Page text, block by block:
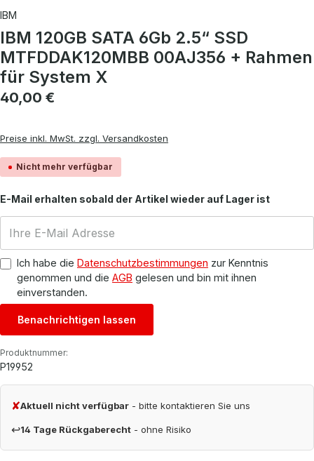
IBM
IBM 120GB SATA 6Gb 2.5“ SSD
MTFDDAK120MBB 00AJ356 + Rahmen
für System X
Regulärer Preis:
40,00 €
Preise inkl. MwSt. zzgl. Versandkosten
Nicht mehr verfügbar
E-Mail erhalten sobald der Artikel wieder auf Lager ist
Ich habe die Datenschutzbestimmungen zur Kenntnis
genommen und die AGB gelesen und bin mit ihnen
einverstanden.
Benachrichtigen lassen
Produktnummer:
P19952
✘Aktuell nicht verfügbar - bitte kontaktieren Sie uns
↩14 Tage Rückgaberecht - ohne Risiko